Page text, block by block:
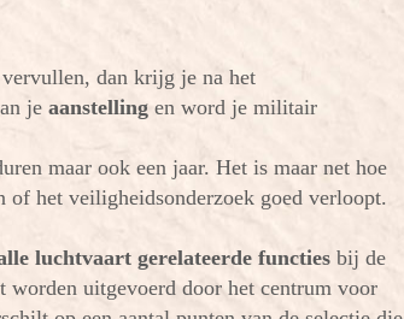
dan krijg je na het
je aanstelling en word je militair
maar ook een jaar. Het is maar net hoe
het veiligheidsonderzoek goed verloopt.
luchtvaart gerelateerde functies bij de
uitgevoerd door het centrum voor